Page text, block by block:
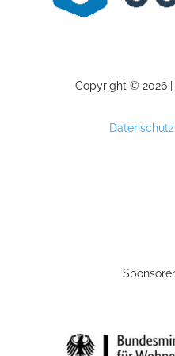
Copyright © 2026 |
Datenschutz